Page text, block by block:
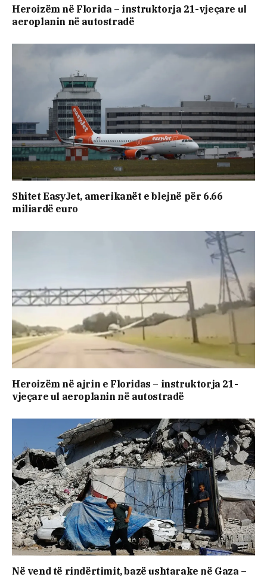
Heroizëm në Florida – instruktorja 21-vjeçare ul
aeroplanin në autostradë
Shitet EasyJet, amerikanët e blejnë për 6.66
miliardë euro
Heroizëm në ajrin e Floridas – instruktorja 21-
vjeçare ul aeroplanin në autostradë
Në vend të rindërtimit, bazë ushtarake në Gaza –